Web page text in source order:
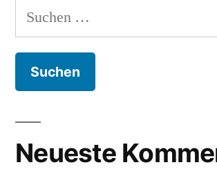
Suche
nach:
Neueste